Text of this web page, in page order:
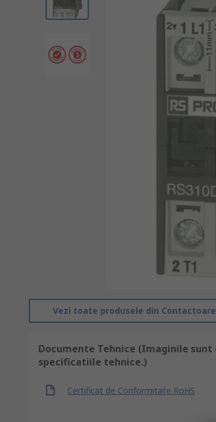
Vezi toate produsele din Contactoare
Documente Tehnice (Imaginile
specificatiile tehnice.)
Certificat de Conformitate RoHS